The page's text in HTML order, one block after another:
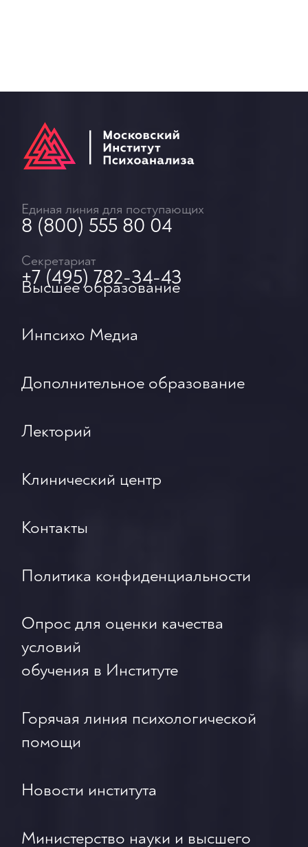
Единая линия для поступающих
8 (800) 555 80 04
Секретариат
+7 (495) 782-34-43
Высшее образование
Инпсихо Медиа
Дополнительное образование
Лекторий
Клинический центр
Контакты
Политика конфиденциальности
Опрос для оценки качества
условий
обучения в Институте
Горячая линия психологической
помощи
Новости института
Министерство науки и высшего